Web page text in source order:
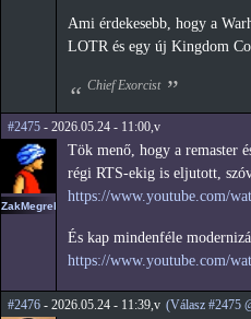
Ami érdekesebb, hogy a
LOTR és egy új Kingdom
Chief Exorcist
#2475 - 2026.05.24 - 11:00,v
ZakMegrekken
Tök menő, hogy a remaster
régi RTS-ekig is eljutott,
https://www.youtube.com/
És kap mindenféle
https://www.youtube.com/
#2476 - 2026.05.24 - 11:39,v (Válasz #2475